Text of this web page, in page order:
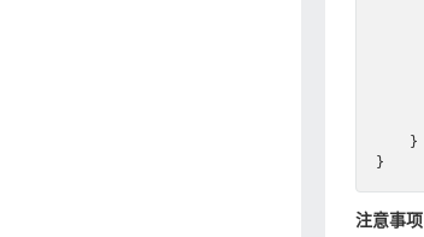
注意事项